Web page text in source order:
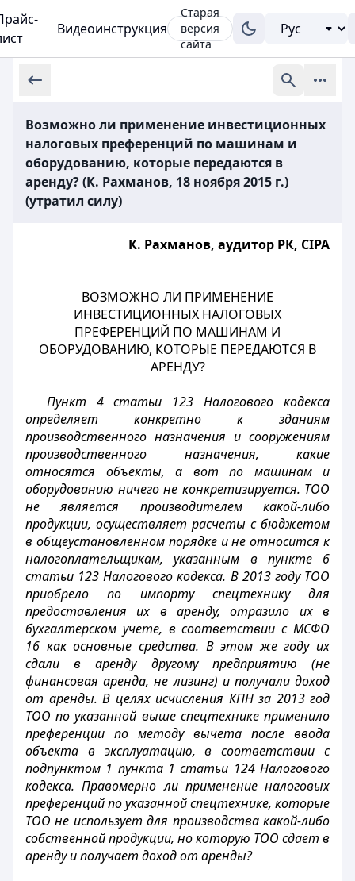
Видеоинструкция
Старая
версия
сайта
Возможно ли применение инвестиционных
налоговых преференций по машинам и
оборудованию, которые передаются в
аренду? (К. Рахманов, 18 ноября 2015 г.)
(утратил силу)
К. Рахманов, аудитор РК, СIPA
ВОЗМОЖНО ЛИ ПРИМЕНЕНИЕ
ИНВЕСТИЦИОННЫХ НАЛОГОВЫХ
ПРЕФЕРЕНЦИЙ ПО МАШИНАМ И
ОБОРУДОВАНИЮ, КОТОРЫЕ ПЕРЕДАЮТСЯ В
АРЕНДУ?
Пункт 4 статьи 123 Налогового кодекса
определяет конкретно к зданиям
производственного назначения и сооружениям
производственного назначения, какие
относятся объекты, а вот по машинам и
оборудованию ничего не конкретизируется. ТОО
не является производителем какой-либо
продукции, осуществляет расчеты с бюджетом
в общеустановленном порядке и не относится к
налогоплательщикам, указанным в пункте 6
статьи 123 Налогового кодекса. В 2013 году ТОО
приобрело по импорту спецтехнику для
предоставления их в аренду, отразило их в
бухгалтерском учете, в соответствии с МСФО
16 как основные средства. В этом же году их
сдали в аренду другому предприятию (не
финансовая аренда, не лизинг) и получали доход
от аренды. В целях исчисления КПН за 2013 год
ТОО по указанной выше спецтехнике применило
преференции по методу вычета после ввода
объекта в эксплуатацию, в соответствии с
подпунктом 1 пункта 1 статьи 124 Налогового
кодекса. Правомерно ли применение налоговых
преференций по указанной спецтехнике, которые
ТОО не использует для производства какой-либо
собственной продукции, но которую ТОО сдает в
аренду и получает доход от аренды?